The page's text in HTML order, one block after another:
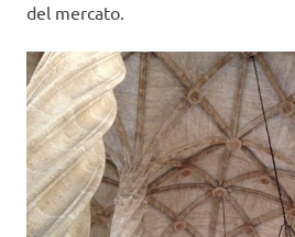
del mercato.